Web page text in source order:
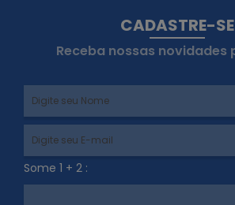
CADASTRE-SE
Receba nossas novidades
Some 1 + 2 :